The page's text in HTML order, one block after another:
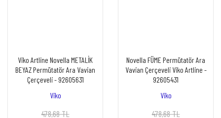
Viko Artline Novella METALİK
BEYAZ Permütatör Ara Vavian
Çerçeveli - 92605631
Viko
478,68 TL
Novella FÜME Permütatör Ara
Vavian Çerçeveli Viko Artline -
92605431
Viko
478,68 TL